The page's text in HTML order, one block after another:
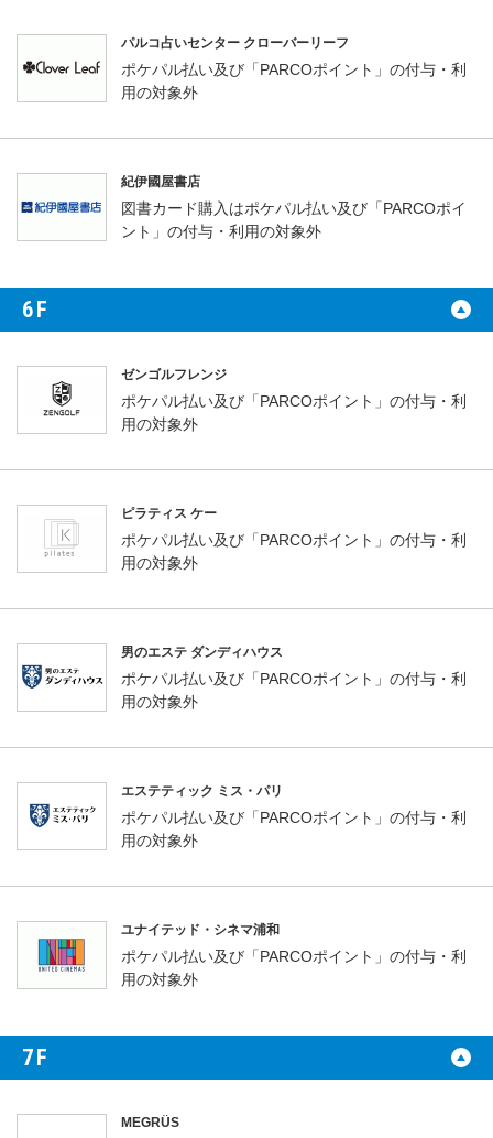
パルコ占いセンター クローバーリーフ
ポケパル払い及び「PARCOポイント」の付与・利
用の対象外
紀伊國屋書店
図書カード購入はポケパル払い及び「PARCOポイ
ント」の付与・利用の対象外
6F
ゼンゴルフレンジ
ポケパル払い及び「PARCOポイント」の付与・利
用の対象外
ピラティス ケー
ポケパル払い及び「PARCOポイント」の付与・利
用の対象外
男のエステ ダンディハウス
ポケパル払い及び「PARCOポイント」の付与・利
用の対象外
エステティック ミス・パリ
ポケパル払い及び「PARCOポイント」の付与・利
用の対象外
ユナイテッド・シネマ浦和
ポケパル払い及び「PARCOポイント」の付与・利
用の対象外
7F
MEGRÜS